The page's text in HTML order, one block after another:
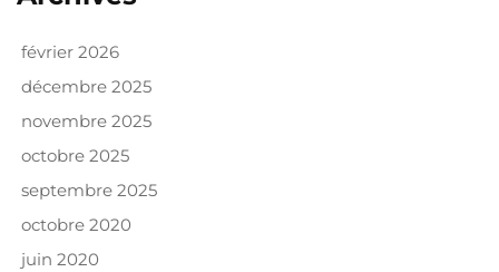
février 2026
décembre 2025
novembre 2025
octobre 2025
septembre 2025
octobre 2020
juin 2020